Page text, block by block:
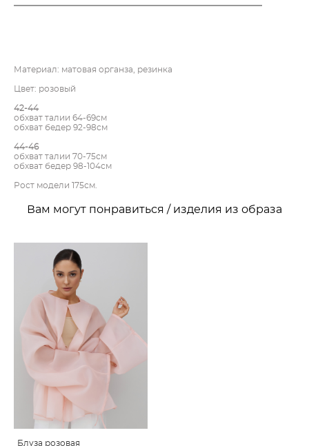
Материал: матовая органза, резинка
Цвет: розовый
42-44
обхват талии 64-69см
обхват бедер 92-98см
44-46
обхват талии 70-75см
обхват бедер 98-104см
​Рост модели 175см.
Вам могут понравиться / изделия из образа
Блуза розовая